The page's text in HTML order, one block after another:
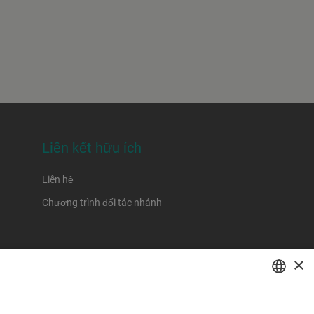
Liên kết hữu ích
Liên hệ
Chương trình đối tác nhánh
×